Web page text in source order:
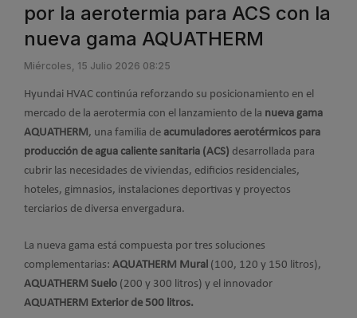
por la aerotermia para ACS con la
nueva gama AQUATHERM
Miércoles, 15 Julio 2026 08:25
Hyundai HVAC continúa reforzando su posicionamiento en el
mercado de la aerotermia con el lanzamiento de la nueva gama
AQUATHERM, una familia de acumuladores aerotérmicos para
producción de agua caliente sanitaria (ACS) desarrollada para
cubrir las necesidades de viviendas, edificios residenciales,
hoteles, gimnasios, instalaciones deportivas y proyectos
terciarios de diversa envergadura.
La nueva gama está compuesta por tres soluciones
complementarias: AQUATHERM Mural (100, 120 y 150 litros),
AQUATHERM Suelo (200 y 300 litros) y el innovador
AQUATHERM Exterior de 500 litros.